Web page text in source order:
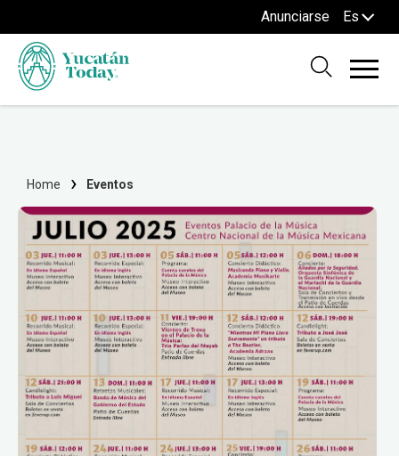
Anunciarse Es
Home Eventos